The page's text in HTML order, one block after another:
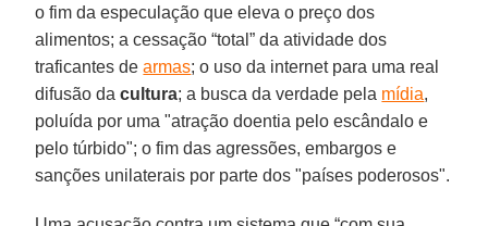
o fim da especulação que eleva o preço dos
alimentos; a cessação “total” da atividade dos
traficantes dearmas; o uso da internet para uma real
difusão dacultura; a busca da verdade pela mídia,
poluída por uma "atração doentia pelo escândalo e
pelo túrbido"; o fim das agressões, embargos e
sanções unilaterais por parte dos "países poderosos".